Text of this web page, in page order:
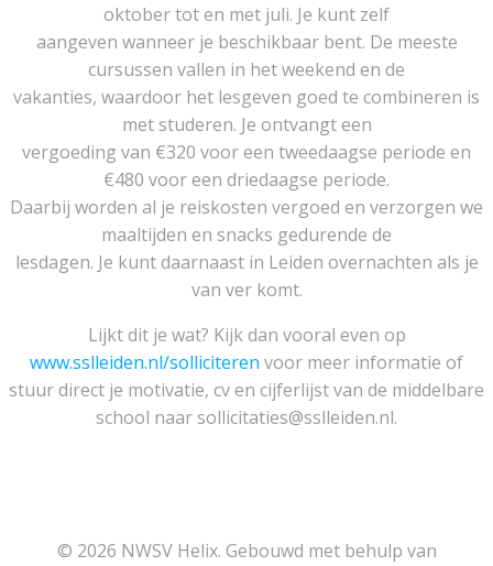
oktober tot en met juli. Je kunt zelf
aangeven wanneer je beschikbaar bent. De meeste
cursussen vallen in het weekend en de
vakanties, waardoor het lesgeven goed te combineren is
met studeren. Je ontvangt een
vergoeding van €320 voor een tweedaagse periode en
€480 voor een driedaagse periode.
Daarbij worden al je reiskosten vergoed en verzorgen we
maaltijden en snacks gedurende de
lesdagen. Je kunt daarnaast in Leiden overnachten als je
van ver komt.
Lijkt dit je wat? Kijk dan vooral even op
www.sslleiden.nl/solliciteren voor meer informatie of
stuur direct je motivatie, cv en cijferlijst van de middelbare
school naar sollicitaties@sslleiden.nl.
© 2026 NWSV Helix. Gebouwd met behulp van